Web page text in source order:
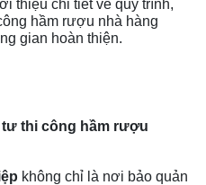
thiệu chi tiết về quy trình,
hầm rượu nhà hàng
gian hoàn thiện.
tư thi công hầm rượu
không chỉ là nơi bảo quản